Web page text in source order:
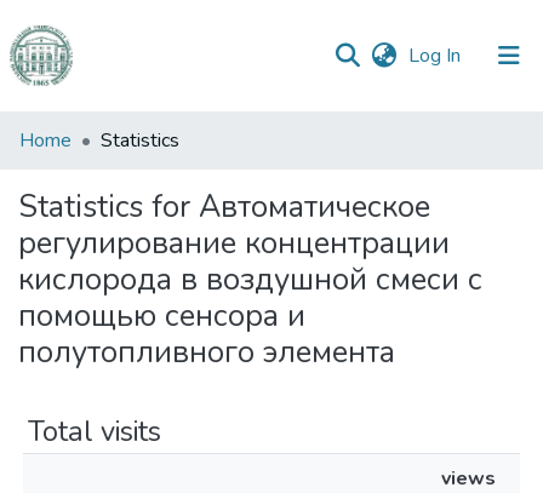
Log In (current)
Communities
Collections
All of DSpace
Home Statistics
Statistics for Автоматическое
регулирование концентрации
кислорода в воздушной смеси с
помощью сенсора и
полутопливного элемента
Total visits
views